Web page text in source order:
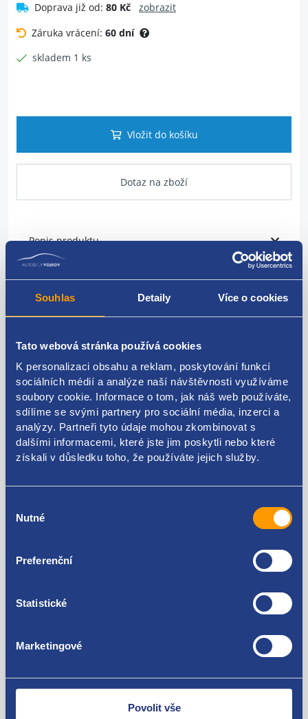
Souhlas Detaily Více o cookies
Tato webová stránka používá cookies
K personalizaci obsahu a reklam, poskytování funkcí
sociálních médií a analýze naší návštěvnosti využíváme
soubory cookie. Informace o tom, jak náš web používáte,
sdílíme se svými partnery pro sociální média, inzerci a
analýzy. Partneři tyto údaje mohou zkombinovat s
dalšími informacemi, které jste jim poskytli nebo které
získali v důsledku toho, že používáte jejich služby.
souhlasu
Nutné
Preferenční
Statistické
Marketingové
Povolit vše
Doprava již od: 80 Kč
zobrazit
Záruka vrácení: 60 dní
skladem 1 ks
Vložit do košíku
Dotaz na zboží
Popis produktu
vodní hadice
VAG originál: 6R0121447M 6R0121447L
Kódy produktu
6R0121447M 6R0121447L
Škoda Fabia II 2006-2014 1.2
Seat Ibiza IV 2008 - 2017 1.2
Volkswagen Polo (9N) 2001 - 2008 1.2 12V (47 Kw)
Nejste spokojeni? Vyřešíme to!
Zboží můžete vrátit do 60 dnů od